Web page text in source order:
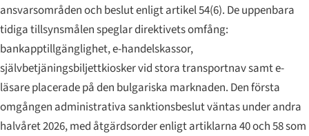
ansvarsområden och beslut enligt artikel 54(6). De uppenbara
tidiga tillsynsmålen speglar direktivets omfång:
bankapptillgänglighet, e-handelskassor,
självbetjäningsbiljettkiosker vid stora transportnav samt e-
läsare placerade på den bulgariska marknaden. Den första
omgången administrativa sanktionsbeslut väntas under andra
halvåret 2026, med åtgärdsorder enligt artiklarna 40 och 58 som